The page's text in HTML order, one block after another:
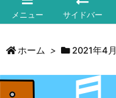
メニュー サイドバー
ホーム > 2021年4月